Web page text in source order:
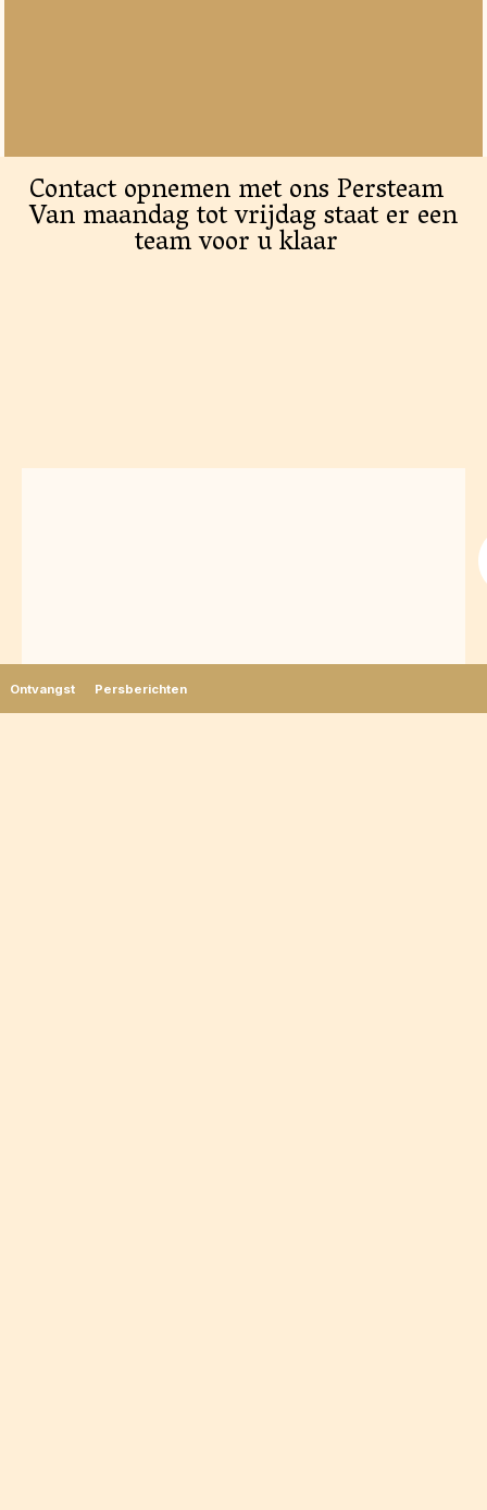
Ontvangst Persberichten
Contact opnemen met ons Persteam
Van maandag tot vrijdag staat er een
team voor u klaar
Lucie Moyon
Press Officer - France & International